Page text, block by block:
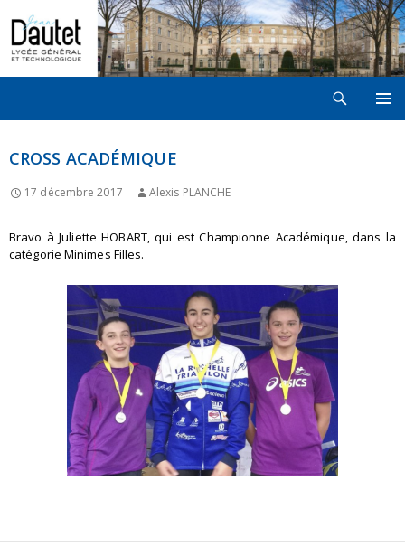
CONTENU
CROSS ACADÉMIQUE
17 décembre 2017 Alexis PLANCHE
Bravo à Juliette HOBART, qui est Championne Académique, dans la
catégorie Minimes Filles.